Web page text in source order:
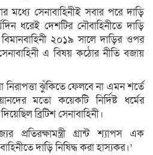
মধ্যে সেনাবাহিনীই সবার পরে দাড়ি
ধরেই দেশটির নৌবাহিনীতে দাড়ি
২০১৯ সালে দাড়ির ওপর
এ বিষয় কঠোর নীতি বজায়
নিরাপত্তা ঝুঁকিতে ফেলবে না এমন শর্তে
মতো কয়েকটি নির্দিষ্ট ধর্মের
ব্রিটিশ সেনাবাহিনী।
প্রতিরক্ষামন্ত্রী গ্রান্ট শ্যাপস এক
দাড়ি নিষিদ্ধ করা হাস্যকর।’